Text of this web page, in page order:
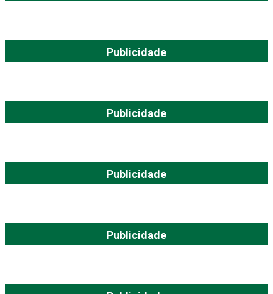
Publicidade
Publicidade
Publicidade
Publicidade